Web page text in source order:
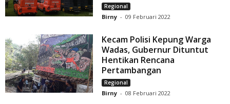
Regional
Birny - 09 Februari 2022
Kecam Polisi Kepung Warga
Wadas, Gubernur Dituntut
Hentikan Rencana
Pertambangan
Regional
Birny - 08 Februari 2022